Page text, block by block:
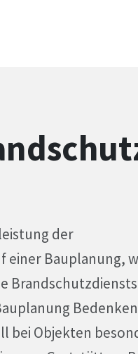
der
einer Bauplanung,
bei Objekten